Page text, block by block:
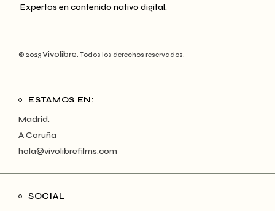
Expertos en contenido nativo digital.
© 2023Vivolibre . Todos los derechos reservados.
ESTAMOS EN:
Madrid.
A Coruña
hola@vivolibrefilms.com
SOCIAL